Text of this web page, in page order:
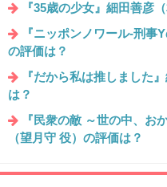
『35歳の少女』細田善彦
『ニッポンノワール-刑事
の評価は？
『だから私は推しました
は？
『民衆の敵 ～世の中、お
（望月守 役）の評価は？